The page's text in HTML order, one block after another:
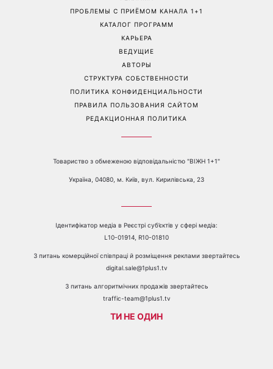
ПРОБЛЕМЫ С ПРИЁМОМ КАНАЛА 1+1
КАТАЛОГ ПРОГРАММ
КАРЬЕРА
ВЕДУЩИЕ
АВТОРЫ
СТРУКТУРА СОБСТВЕННОСТИ
ПОЛИТИКА КОНФИДЕНЦИАЛЬНОСТИ
ПРАВИЛА ПОЛЬЗОВАНИЯ САЙТОМ
РЕДАКЦИОННАЯ ПОЛИТИКА
Товариство з обмеженою відповідальністю "ВІЖН 1+1"
Україна, 04080, м. Київ, вул. Кирилівська, 23
Ідентифікатор медіа в Реєстрі суб’єктів у сфері медіа:
L10-01914, R10-01810
З питань комерційної співпраці й розміщення реклами звертайтесь
digital.sale@1plus1.tv
З питань алгоритмічних продажів звертайтесь
traffic-team@1plus1.tv
ТИ НЕ ОДИН